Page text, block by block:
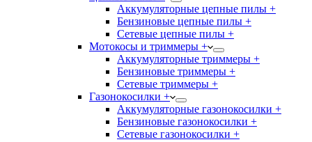
Аккумуляторные цепные пилы +
Бензиновые цепные пилы +
Сетевые цепные пилы +
Мотокосы и триммеры +
Аккумуляторные триммеры +
Бензиновые триммеры +
Сетевые триммеры +
Газонокосилки +
Аккумуляторные газонокосилки +
Бензиновые газонокосилки +
Сетевые газонокосилки +